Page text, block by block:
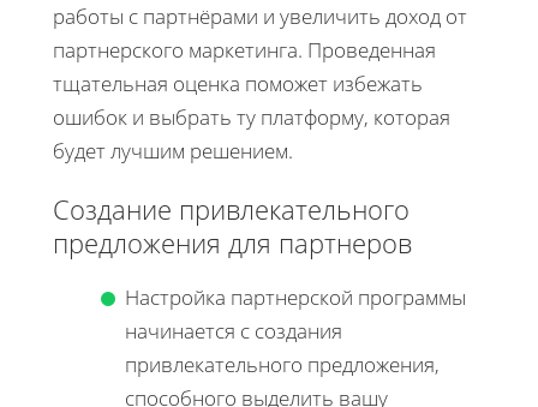
работы с партнёрами и увеличить доход от
партнерского маркетинга. Проведенная
тщательная оценка поможет избежать
ошибок и выбрать ту платформу, которая
будет лучшим решением.
Создание привлекательного
предложения для партнеров
Настройка партнерской программы
начинается с создания
привлекательного предложения,
способного выделить вашу